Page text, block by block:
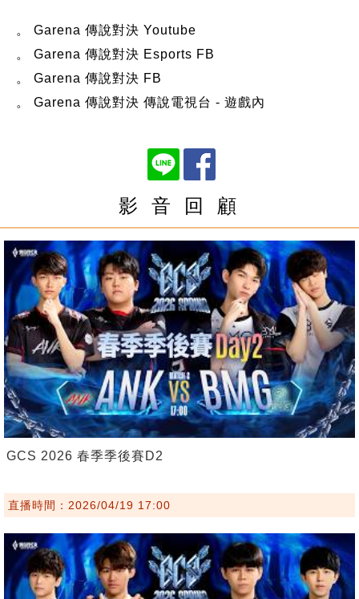
。 Garena 傳說對決 Youtube
。 Garena 傳說對決 Esports FB
。 Garena 傳說對決 FB
。 Garena 傳說對決 傳說電視台 - 遊戲內
影 音 回 顧
GCS 2026 春季季後賽D2
直播時間：2026/04/19 17:00